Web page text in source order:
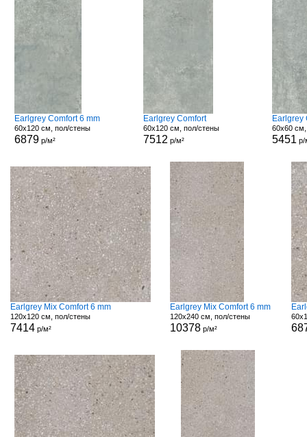
Earlgrey Comfort 6 mm
60x120 см, пол/стены
6879р/м²
Earlgrey Comfort
60x120 см, пол/стены
7512 р/м²
Earlgrey
60x60
5451 р/
Earlgrey Mix Comfort 6 mm
120x120 см, пол/стены
7414 р/м²
Earlgrey Mix Comfort 6 mm
120x240 см, пол/стены
10378р/м²